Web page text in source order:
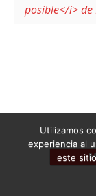
posible</i> de
Utilizamos
experiencia al
este